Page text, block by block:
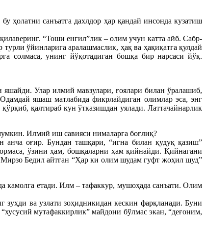
санъатга дахлдор ҳар қандай инсонда кузатиш
“Тоши енгил”лик – олим учун катта айб. Сабр-
ўйинларига аралашмаслик, ҳақ ва ҳақиқатга қулдай
солмаса, унинг йўқотадиган бошқа бир нарсаси йўқ.
Улар илмий мавзулари, ғоялари билан ўралашиб,
яшаш матлабида фикрлайдиган олимлар эса, энг
қалтираб кун ўтказишдан уялади. Латтачайнарлик
Илмий иш савияси нималарга боғлиқ?
оғир. Бундан ташқари, “игна билан қудуқ қазиш”
ўзини ҳам, бошқаларни ҳам қийнайди. Қийнагани
Мирзо Бедил айтган “Ҳар ки олим шудам гуфт жоҳил шуд”
камолга етади. Илм – тафаккур, мушоҳада санъати. Олим
ва узлати зоҳидникидан кескин фарқланади. Буни
мутафаккирлик” майдони бўлмас экан, “деғоним,